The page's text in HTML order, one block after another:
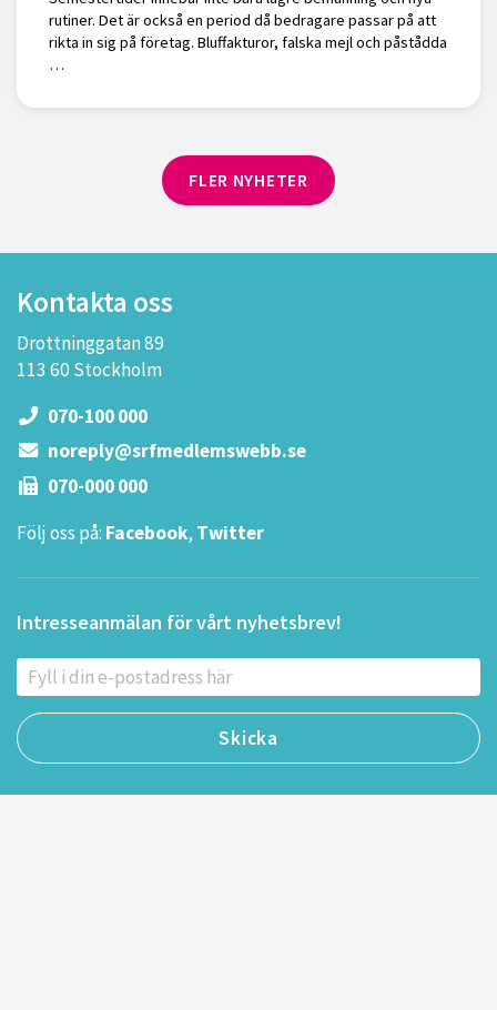
rutiner. Det är också en period då bedragare passar på att
rikta in sig på företag. Bluffakturor, falska mejl och påstådda
…
FLER NYHETER
Kontakta oss
Drottninggatan 89
113 60 Stockholm
070-100 000
noreply@srfmedlemswebb.se
070-000 000
Följ oss på: Facebook, Twitter
Intresseanmälan för vårt nyhetsbrev!